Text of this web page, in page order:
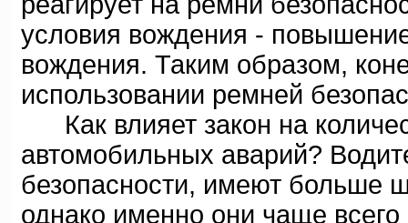
условия вождения -
вождения. Таким образом,
использовании ремней
Как влияет закон на
автомобильных аварий?
безопасности, имеют больше
однако именно они чаще